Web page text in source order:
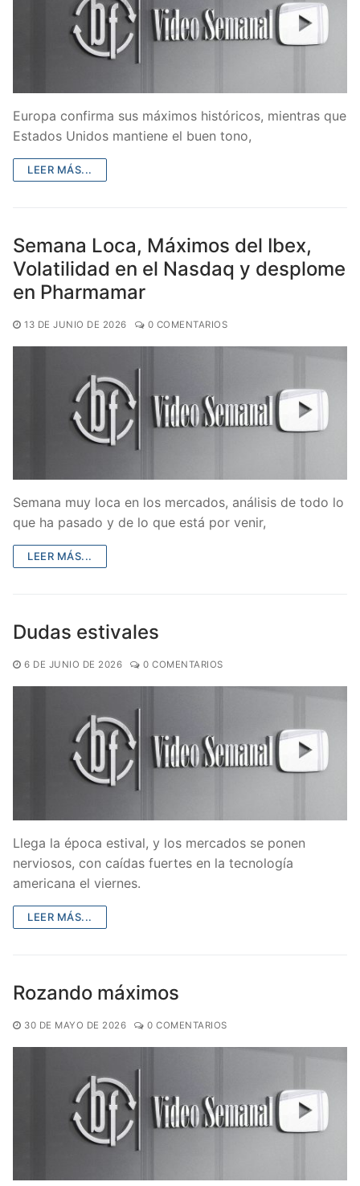
Europa confirma sus máximos históricos, mientras que
Estados Unidos mantiene el buen tono,
LEER MÁS...
Semana Loca, Máximos del Ibex,
Volatilidad en el Nasdaq y desplome
en Pharmamar
13 DE JUNIO DE 2026 0 COMENTARIOS
Semana muy loca en los mercados, análisis de todo lo
que ha pasado y de lo que está por venir,
LEER MÁS...
Dudas estivales
6 DE JUNIO DE 2026 0 COMENTARIOS
Llega la época estival, y los mercados se ponen
nerviosos, con caídas fuertes en la tecnología
americana el viernes.
LEER MÁS...
Rozando máximos
30 DE MAYO DE 2026 0 COMENTARIOS